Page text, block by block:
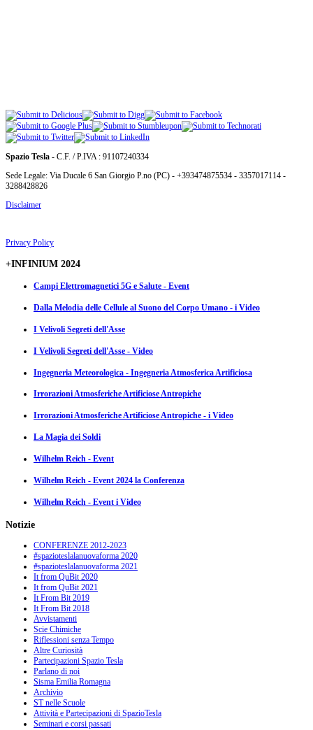
Spazio Tesla - C.F. / P.IVA : 91107240334
Sede Legale: Via Ducale 6 San Giorgio P.no (PC) - +393474875534 - 3357017114 -
3288428826
Disclaimer
Privacy Policy
+INFINIUM 2024
Campi Elettromagnetici 5G e Salute - Event
Dalla Melodia delle Cellule al Suono del Corpo Umano - i Video
I Velivoli Segreti dell'Asse
I Velivoli Segreti dell'Asse - Video
Ingegneria Meteorologica - Ingegneria Atmosferica Artificiosa
Irrorazioni Atmosferiche Artificiose Antropiche
Irrorazioni Atmosferiche Artificiose Antropiche - i Video
La Magia dei Soldi
Wilhelm Reich - Event
Wilhelm Reich - Event 2024 la Conferenza
Wilhelm Reich - Event i Video
Notizie
CONFERENZE 2012-2023
#spazioteslalanuovaforma 2020
#spazioteslalanuovaforma 2021
It from QuBit 2020
It from QuBit 2021
It From Bit 2019
It From Bit 2018
Avvistamenti
Scie Chimiche
Riflessioni senza Tempo
Altre Curiosità
Partecipazioni Spazio Tesla
Parlano di noi
Sisma Emilia Romagna
Archivio
ST nelle Scuole
Attività e Partecipazioni di SpazioTesla
Seminari e corsi passati